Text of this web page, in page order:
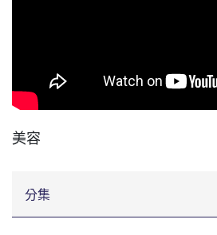
美容
分集